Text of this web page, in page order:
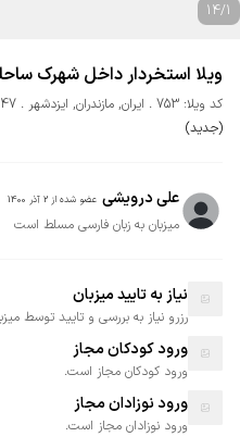
14/1
ویلا استخردار داخل شهرک
کد ویلا: 753 ایران, مازندران, ایزدشهر
1447
(جدید)
علی درویشی عضو شده از 2 آذر 1400
میزبان به زبان فارسی مسلط است
نیاز به تایید میزبان
رزرو نیاز به بررسی و تایید توسط
ورود کودکان مجاز
ورود کودکان مجاز است.
ورود نوزادان مجاز
ورود نوزادان مجاز است.